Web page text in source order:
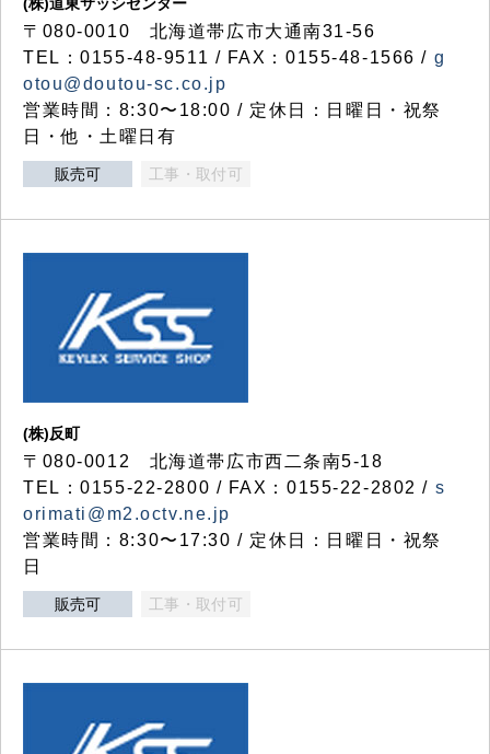
〒080-0010 北海道帯広市大通南31-56
TEL：0155-48-9511 / FAX：0155-48-1566 / g
otou@doutou-sc.co.jp
営業時間：8:30〜18:00 / 定休日：日曜日・祝祭
日・他・土曜日有
販売可 工事・取付可
(株)反町
〒080-0012 北海道帯広市西二条南5-18
TEL：0155-22-2800 / FAX：0155-22-2802 / s
orimati@m2.octv.ne.jp
営業時間：8:30〜17:30 / 定休日：日曜日・祝祭
日
販売可 工事・取付可